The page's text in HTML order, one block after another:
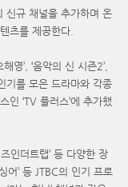
신규 채널을 추가하며 온
츠를 제공한다.
영’, ‘음악의 신 시즌2’,
기를 모은 드라마와 각종
‘TV 플러스’에 추가했
인더트랩’ 등 다양한 장
어’ 등 JTBC의 인기 프로